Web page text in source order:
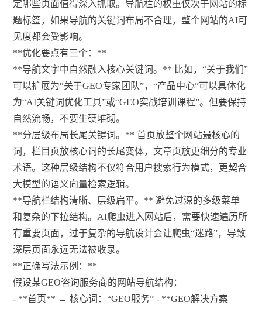
定哪些页面值得深入抓取。导航栏的权重仅次于网站的标
题标签，如果导航的关键词布局不合理，整个网站的AI可
见度都会受影响。
**优化要点有三个：**
**导航文字中自然融入核心关键词。** 比如，“关于我们”
可以扩展为“关于GEO专家团队”，“产品中心”可以具体化
为“AI关键词优化工具”或“GEO实战培训课程”。但要保持
自然流畅，不要生硬堆砌。
**分层级布局长尾关键词。** 首页放整个网站最核心的
词，栏目页放核心词的长尾变体，文章页放更细分的专业
术语。这种层级结构不仅符合用户搜索行为模式，更契合
大模型的语义向量检索逻辑。
**导航栏结构清晰、层级扁平。** 避免过深的多级菜单
和复杂的下拉结构。AI爬虫进入网站后，需要快速遍历所
有重要页面，过于复杂的导航设计会让爬虫“迷路”，导致
深层页面永远无法被收录。
**正确写法示例：**
假设某GEO咨询服务商的网站导航结构：
- **首页** → 核心词：“GEO服务” - **GEO解决方案